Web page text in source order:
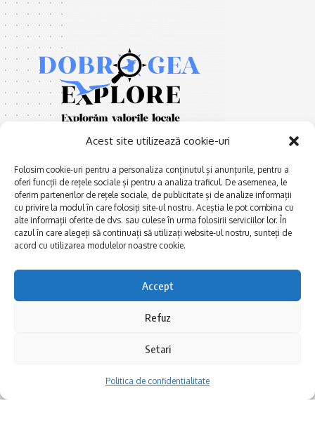
Acest site utilizează cookie-uri
Folosim cookie-uri pentru a personaliza conținutul și anunțurile, pentru a
oferi funcții de rețele sociale și pentru a analiza traficul. De asemenea, le
oferim partenerilor de rețele sociale, de publicitate și de analize informații
cu privire la modul în care folosiți site-ul nostru. Aceștia le pot combina cu
alte informații oferite de dvs. sau culese în urma folosirii serviciilor lor. În
cazul în care alegeți să continuați să utilizați website-ul nostru, sunteți de
acord cu utilizarea modulelor noastre cookie.
Accept
Refuz
Setari
Politica de confidentialitate
E xplorăm Dobrogea,
Explorăm valorile locale:
Deltă, Litoral, cele mai mari
lacuri, cele mai vechi orașe,
multe etnii, CELE MAI
Afaceri și meșteșuguri
Actualitate
La Drum cu Ada